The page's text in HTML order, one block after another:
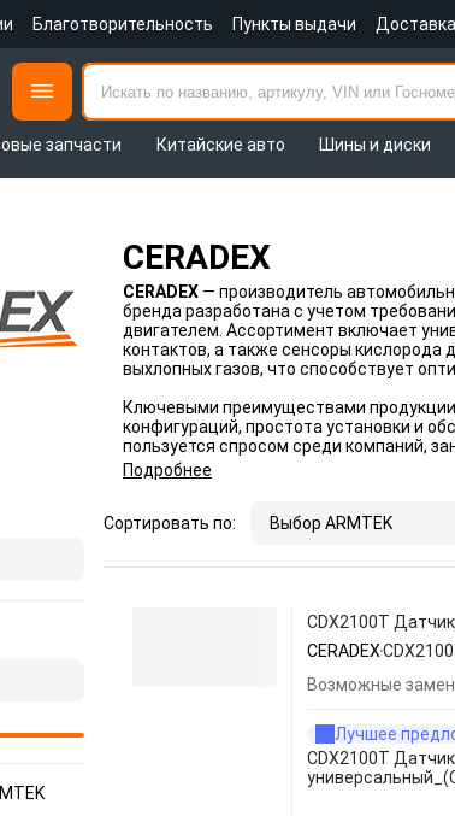
Благотворительность Пункты выдачи Доставка
запчасти Китайские авто Шины и диски
CERADEX
CERADEX — производитель
бренда разработана с учетом
двигателем. Ассортимент включает
контактов, а также сенсоры кислорода
выхлопных газов, что способствует
Ключевыми преимуществами продукции
конфигураций, простота установки и
пользуется спросом среди компаний,
Подробнее
Сортировать по: Выбор ARMTEK
CDX2100T
CERADEX
Возможные
Лучшее
CDX2100T